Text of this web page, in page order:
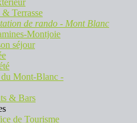
Terrasse
de rando - Mont Blanc
Montjoie
séjour
Mont-Blanc -
& Bars
de Tourisme